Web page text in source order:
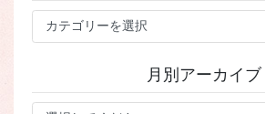
ー
月別アーカイブ